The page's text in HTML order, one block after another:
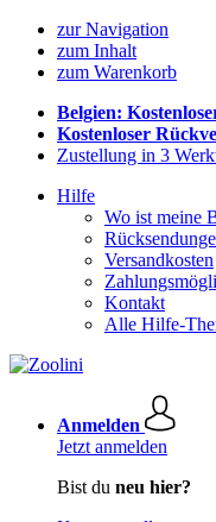
zur Navigation
zum Inhalt
zum Warenkorb
Belgien:
Kostenloser
Zustellung in 3
Hilfe
Wo ist meine
Versandkosten
Kontakt
Alle Hilfe-
Anmelden
Jetzt anmelden
Bist du neu hier?